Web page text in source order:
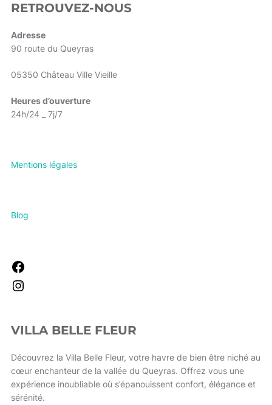
RETROUVEZ-NOUS
Adresse
90 route du Queyras
05350 Château Ville Vieille
Heures d’ouverture
24h/24 _ 7j/7
Mentions légales
Blog
VILLA BELLE FLEUR
Découvrez la Villa Belle Fleur, votre havre de bien être niché au
cœur enchanteur de la vallée du Queyras. Offrez vous une
expérience inoubliable où s’épanouissent confort, élégance et
sérénité.